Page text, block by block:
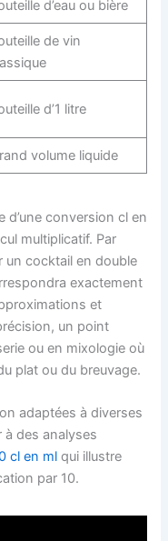
d’eau ou bière
de vin
d’1 litre
volume liquide
d’une conversion cl en
multiplicatif. Par
un cocktail en double
exactement
et
un point
ou en mixologie où
plat ou du breuvage.
adaptées à diverses
des analyses
cl en ml qui illustre
par 10.